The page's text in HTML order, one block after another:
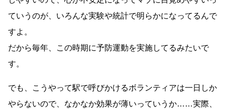
ていうのが、いろんな実験や統計で明らかになってるんで
すよ。
だから毎年、この時期に予防運動を実施してるみたいで
す。
でも、こうやって駅で呼びかけるボランティアは一日しか
やらないので、なかなか効果が薄いっていうか……実際、